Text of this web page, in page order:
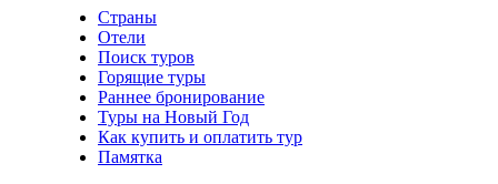
Страны
Отели
Поиск туров
Горящие туры
Раннее бронирование
Туры на Новый Год
Как купить и оплатить тур
Памятка